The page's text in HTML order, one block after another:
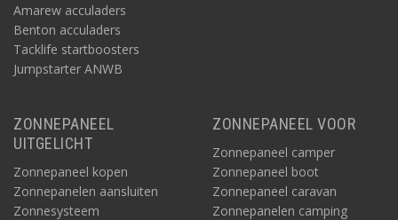
Amarew acculaders
Benton acculaders
Tacklife startboosters
Jumpstarter ANWB
ZONNEPANEEL
UITGELICHT
Zonnepaneel kopen
Zonnepanelen aansluiten
Zonnesysteem
ZONNEPANEEL VOOR
Zonnepaneel camper
Zonnepaneel boot
Zonnepaneel caravan
Zonnepanelen camping